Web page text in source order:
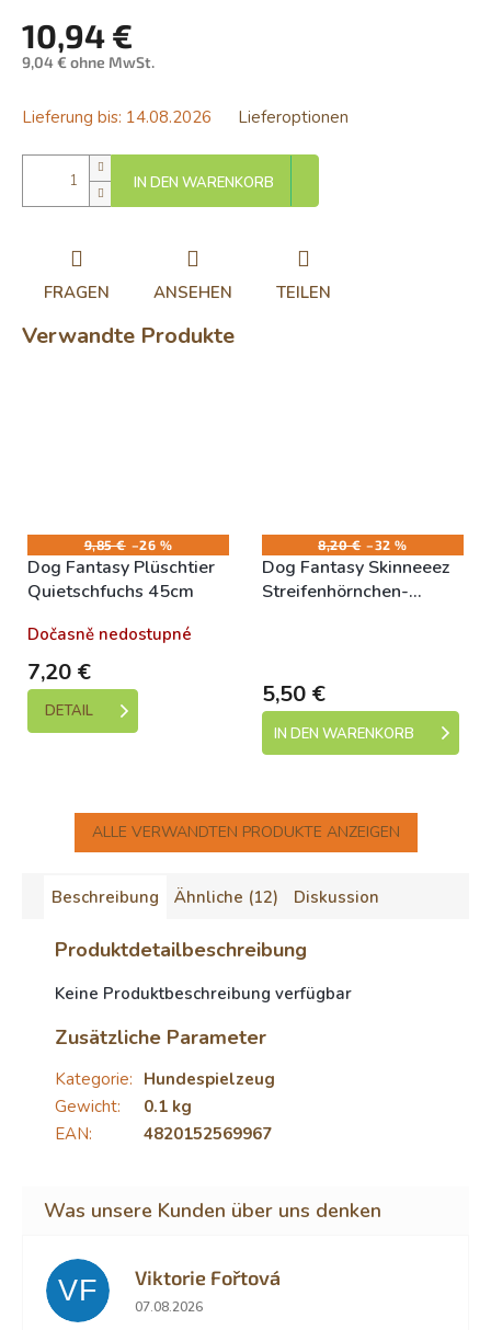
10,94 €
9,04 € ohne MwSt.
Lieferung bis: 14.08.2026 Lieferoptionen
IN DEN WARENKORB
FRAGEN ANSEHEN TEILEN
Verwandte Produkte
9,85 € –26 %
Dog Fantasy Plüschtier
Quietschfuchs 45cm
Dočasně nedostupné
7,20 €
DETAIL
8,20 € –32 %
Dog Fantasy Skinneeez
Streifenhörnchen-
5,50 €
IN DEN WARENKORB
ALLE VERWANDTEN PRODUKTE ANZEIGEN
Beschreibung Ähnliche (12) Diskussion
Produktdetailbeschreibung
Keine Produktbeschreibung verfügbar
Zusätzliche Parameter
Kategorie: Hundespielzeug
Gewicht:
0.1 kg
EAN: 4820152569967
VF Viktorie Fořtová
Die Shop-Bewertung beträgt 2 von 5 Sternen.
07.08.2026